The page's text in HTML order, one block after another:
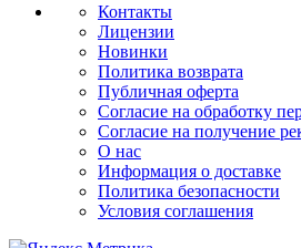
Контакты
Лицензии
Новинки
Политика возврата
Публичная оферта
Согласие на обработку
Согласие на получение
О нас
Информация о доставке
Политика безопасности
Условия соглашения